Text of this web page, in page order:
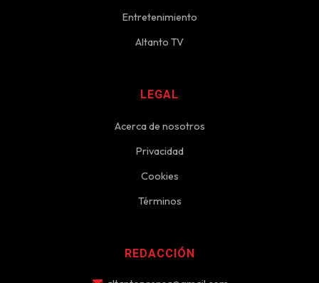
Entretenimiento
Altanto TV
LEGAL
Acerca de nosotros
Privacidad
Cookies
Términos
REDACCIÓN